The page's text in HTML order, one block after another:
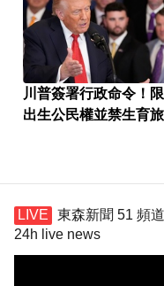
川普簽署行政命令！
出生公民權並禁生育
東森新聞 51 頻
24h live news